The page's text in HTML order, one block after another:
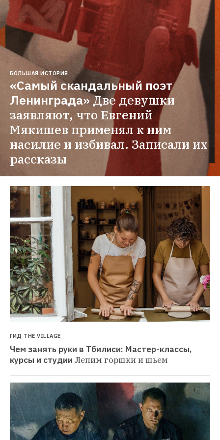
БОЛЬШАЯ ИСТОРИЯ
«Самый скандальный поэт
Ленинграда»Две девушки
заявляют, что Евгений
Мякишев применял к ним
насилие и избивал. Записали их
рассказы
ГИД THE VILLAGE
Чем занять руки в Тбилиси: Мастер-классы,
курсы и студии Лепим горшки и шьем